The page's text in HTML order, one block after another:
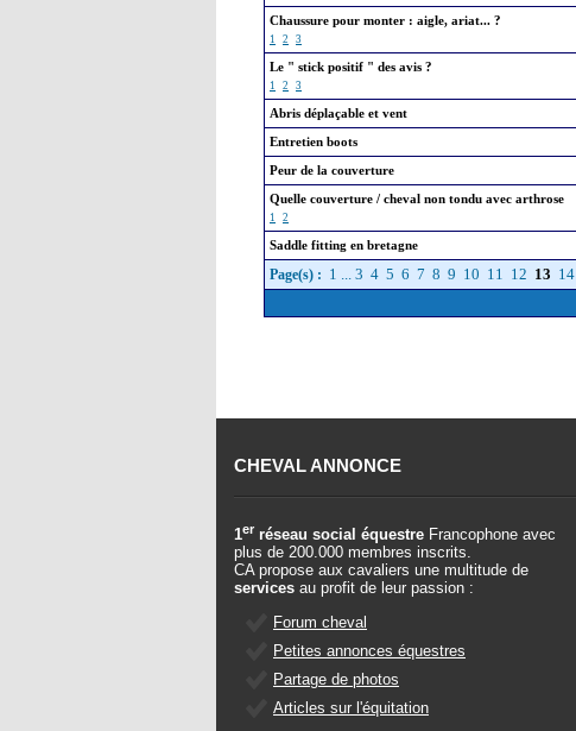
Chaussure pour monter : aigle, ariat... ?
1 2 3
Le " stick positif " des avis ?
1 2 3
Abris déplaçable et vent
Entretien boots
Peur de la couverture
Quelle couverture / cheval non tondu avec arthrose
1 2
Saddle fitting en bretagne
Page(s) : 1 ... 3 4 5 6 7 8 9 10 11 12 13 14
CHEVAL ANNONCE
1er réseau social équestre Francophone avec
plus de 200.000 membres inscrits.
CA propose aux cavaliers une multitude de
services au profit de leur passion :
Forum cheval
Petites annonces équestres
Partage de photos
Articles sur l'équitation